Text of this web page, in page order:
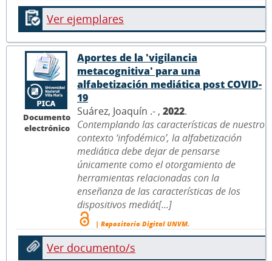
Ver ejemplares
Documento
electrónico
Aportes de la 'vigilancia
metacognitiva' para una
alfabetización mediática post COVID-
19
Suárez, Joaquín .- , 2022.
Contemplando las características de nuestro
contexto ‘infodémico’, la alfabetización
mediática debe dejar de pensarse
únicamente como el otorgamiento de
herramientas relacionadas con la
enseñanza de las características de los
dispositivos mediát[...]
| Repositorio Digital UNVM.
Ver documento/s